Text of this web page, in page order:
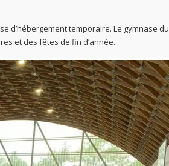
d’hébergement temporaire. Le gymnase du
et des fêtes de fin d’année.